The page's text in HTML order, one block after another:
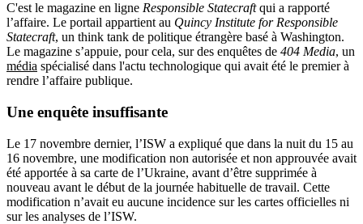
C'est le magazine en ligne Responsible Statecraftqui a rapporté
l’affaire. Le portail appartient au Quincy Institute for Responsible
Statecraft, un think tank de politique étrangère basé à Washington.
Le magazine s’appuie, pour cela, sur des enquêtes de 404 Media, un
média spécialisé dans l'actu technologique qui avait été le premier à
rendre l’affaire publique.
Une enquête insuffisante
Le 17 novembre dernier, l’ISW a expliqué que dans la nuit du 15 au
16 novembre, une modification non autorisée et non approuvée avait
été apportée à sa carte de l’Ukraine, avant d’être supprimée à
nouveau avant le début de la journée habituelle de travail. Cette
modification n’avait eu aucune incidence sur les cartes officielles ni
sur les analyses de l’ISW.